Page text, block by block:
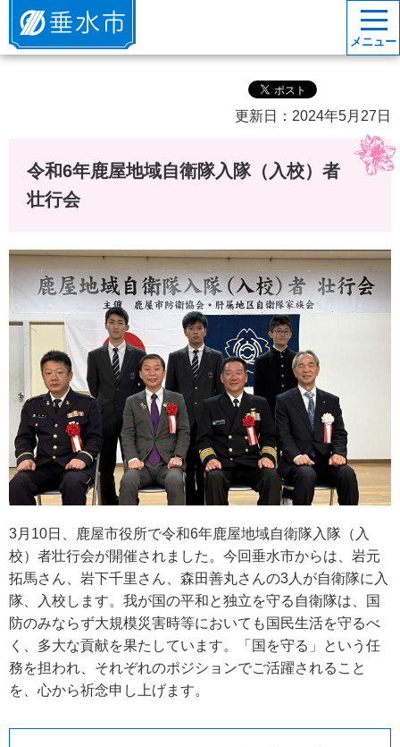
垂水市
メニュー
更新日：2024年5月27日
令和6年鹿屋地域自衛隊入隊（入校）者
壮行会
3月10日、鹿屋市役所で令和6年鹿屋地域自衛隊入隊（入
校）者壮行会が開催されました。今回垂水市からは、岩元
拓馬さん、岩下千里さん、森田善丸さんの3人が自衛隊に入
隊、入校します。我が国の平和と独立を守る自衛隊は、国
防のみならず大規模災害時等においても国民生活を守るべ
く、多大な貢献を果たしています。「国を守る」という任
務を担われ、それぞれのポジションでご活躍されること
を、心から祈念申し上げます。